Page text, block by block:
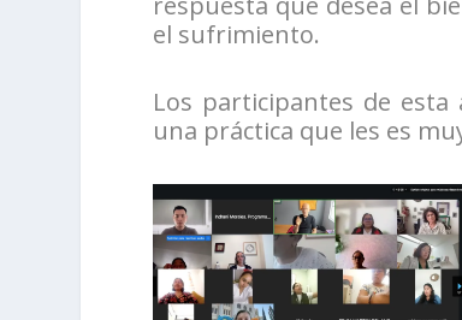
el sufrimiento.
Los participantes de
una práctica que les es